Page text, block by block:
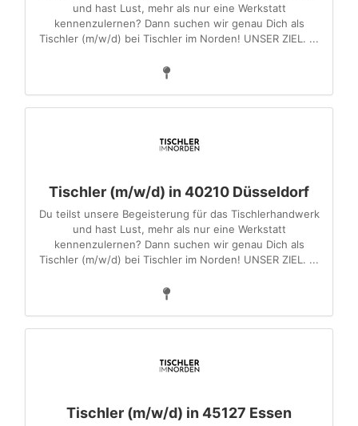
und hast Lust, mehr als nur eine Werkstatt
kennenzulernen? Dann suchen wir genau Dich als
Tischler (m/w/d) bei Tischler im Norden! UNSER ZIEL. ...
Tischler (m/w/d) in 40210 Düsseldorf
Du teilst unsere Begeisterung für das Tischlerhandwerk
und hast Lust, mehr als nur eine Werkstatt
kennenzulernen? Dann suchen wir genau Dich als
Tischler (m/w/d) bei Tischler im Norden! UNSER ZIEL. ...
Tischler (m/w/d) in 45127 Essen